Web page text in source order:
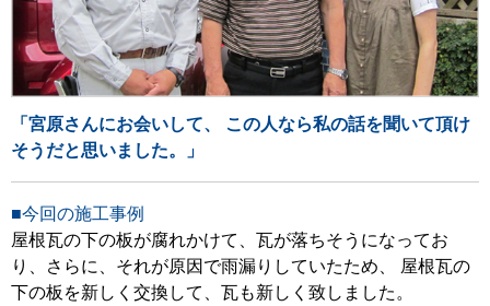
「宮原さんにお会いして、 この人なら私の話を聞いて頂け
そうだと思いました。」
■今回の施工事例
屋根瓦の下の板が腐れかけて、瓦が落ちそうになってお
り、さらに、それが原因で雨漏りしていたため、 屋根瓦の
下の板を新しく交換して、瓦も新しく致しました。